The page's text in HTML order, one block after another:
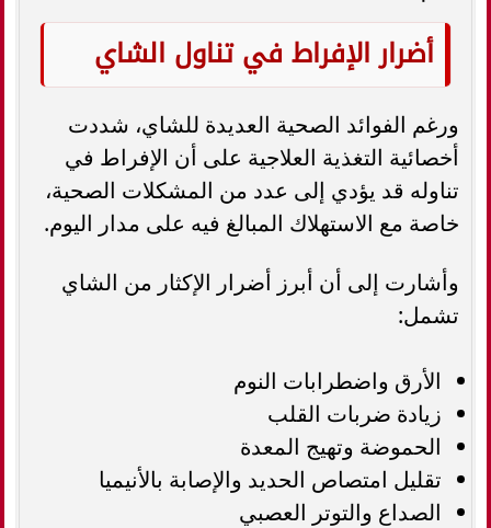
أضرار الإفراط في تناول الشاي
ورغم الفوائد الصحية العديدة للشاي، شددت
أخصائية التغذية العلاجية على أن الإفراط في
تناوله قد يؤدي إلى عدد من المشكلات الصحية،
خاصة مع الاستهلاك المبالغ فيه على مدار اليوم.
وأشارت إلى أن أبرز أضرار الإكثار من الشاي
تشمل:
الأرق واضطرابات النوم
زيادة ضربات القلب
الحموضة وتهيج المعدة
تقليل امتصاص الحديد والإصابة بالأنيميا
الصداع والتوتر العصبي